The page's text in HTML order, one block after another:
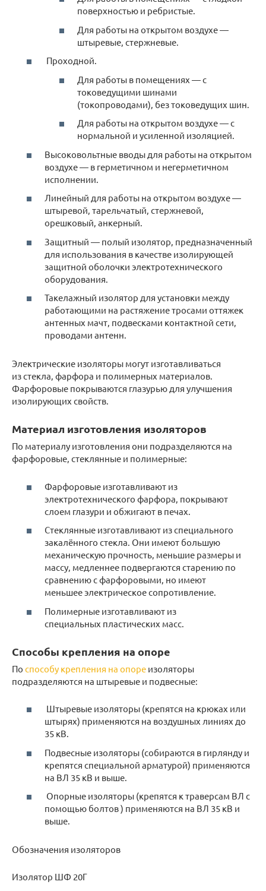
поверхностью и ребристые.
Для работы на открытом воздухе —
штыревые, стержневые.
Проходной.
Для работы в помещениях — с
токоведущими шинами
(токопроводами), без токоведущих шин.
Для работы на открытом воздухе — с
нормальной и усиленной изоляцией.
Высоковольтные вводы для работы на открытом
воздухе — в герметичном и негерметичном
исполнении.
Линейный для работы на открытом воздухе —
штыревой, тарельчатый, стержневой,
орешковый, анкерный.
Защитный — полый изолятор, предназначенный
для использования в качестве изолирующей
защитной оболочки электротехнического
оборудования.
Такелажный изолятор для установки между
работающими на растяжение тросами оттяжек
антенных мачт, подвесками контактной сети,
проводами антенн.
Электрические изоляторы могут изготавливаться
из стекла, фарфора и полимерных материалов.
Фарфоровые покрываются глазурью для улучшения
изолирующих свойств.
Материал изготовления изоляторов
По материалу изготовления они подразделяются на
фарфоровые, стеклянные и полимерные:
Фарфоровые изготавливают из
электротехнического фарфора, покрывают
слоем глазури и обжигают в печах.
Стеклянные изготавливают из специального
закалённого стекла. Они имеют большую
механическую прочность, меньшие размеры и
массу, медленнее подвергаются старению по
сравнению с фарфоровыми, но имеют
меньшее электрическое сопротивление.
Полимерные изготавливают из
специальных пластических масс.
Способы крепления на опоре
По способу крепления на опоре изоляторы
подразделяются на штыревые и подвесные:
Штыревые изоляторы (крепятся на крюках или
штырях) применяются на воздушных линиях до
35 кВ.
Подвесные изоляторы (собираются в гирлянду и
крепятся специальной арматурой) применяются
на ВЛ 35 кВ и выше.
Опорные изоляторы (крепятся к траверсам ВЛ с
помощью болтов ) применяются на ВЛ 35 кВ и
выше.
Обозначения изоляторов
Изолятор ШФ 20Г